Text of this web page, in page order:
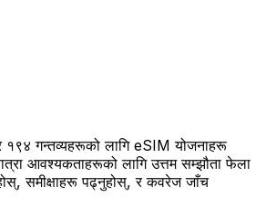
गन्तव्यहरूको लागि eSIM योजनाहरू
आवश्यकताहरूको लागि उत्तम सम्झौता फेला
समीक्षाहरू पढ्नुहोस्, र कवरेज जाँच